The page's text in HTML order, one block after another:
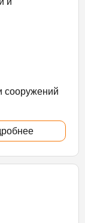
сооружений